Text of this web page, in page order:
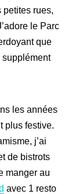
petites rues,
le Parc
que
supplément
les années
plus festive.
j’ai
de bistrots
manger au
avec 1 resto